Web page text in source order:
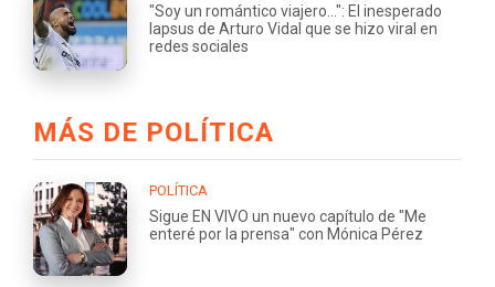
"Soy un romántico viajero...": El inesperado
lapsus de Arturo Vidal que se hizo viral en
redes sociales
MÁS DE POLÍTICA
POLÍTICA
Sigue EN VIVO un nuevo capítulo de "Me
enteré por la prensa" con Mónica Pérez